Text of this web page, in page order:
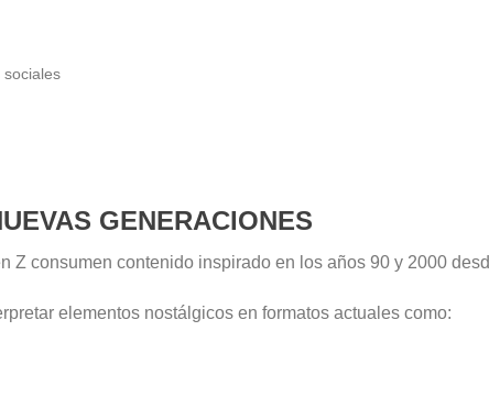
GENERACIONES
Z consumen contenido inspirado en los años 90 y 2000
elementos nostálgicos en formatos actuales como: